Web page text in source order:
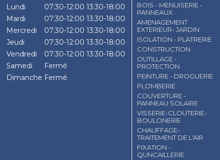
Lundi
07:30-12:00 13:30-18:00
Mardi
07:30-12:00 13:30-18:00
Mercredi
07:30-12:00 13:30-18:00
Jeudi
07:30-12:00 13:30-18:00
Vendredi
07:30-12:00 13:30-18:00
Samedi
Fermé
Dimanche Fermé
BOIS - MENUISERIE -
PANNEAUX
AMENAGEMENT
EXTERIEUR- JARDIN
ISOLATION - PLATRERIE
CONSTRUCTION
OUTILLAGE -
PROTECTION
PEINTURE - DROGUERIE
PLOMBERIE
COUVERTURE -
PANNEAU SOLAIRE
VISSERIE-CLOUTERIE-
BOULONERIE
CHAUFFAGE-
TRAITEMENT DE L'AIR
FIXATION -
QUNCAILLERIE